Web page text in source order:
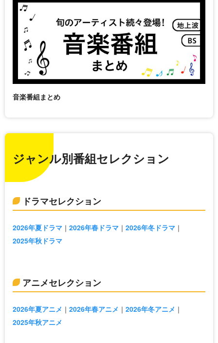
音楽番組まとめ
ジャンル別番組セレクション
ドラマセレクション
2026年夏ドラマ 2026年春ドラマ
2026年冬ドラマ
2025年秋ドラマ
アニメセレクション
2026年夏アニメ 2026年春アニメ
2026年冬アニメ
2025年秋アニメ